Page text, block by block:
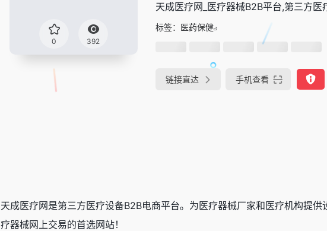
0 392
天成医疗网_医疗器械B2B平台,第三方医
标签： 医药保健
链接直达 手机查看
天成医疗网是第三方医疗设备B2B电商平台。为医疗器械厂家和医疗机构提
疗器械网上交易的首选网站！